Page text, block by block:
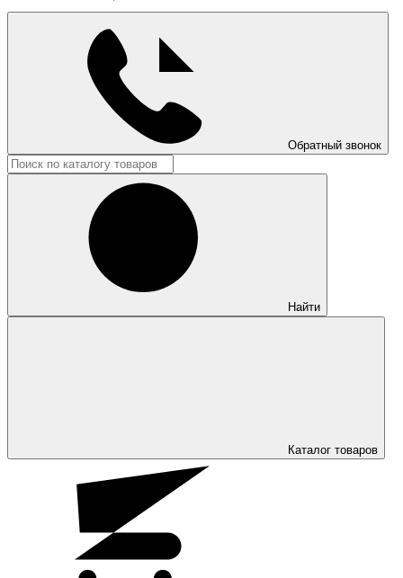
Обратный звонок
Найти
Каталог товаров